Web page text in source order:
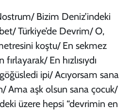
Bizim Deniz’indeki
Türkiye’de Devrim/ O,
koştu/ En sekmez
En hızlısıydı
ipi/ Acıyorsam sana
Ama aşk olsun sana çocuk/
üzere hepsi “devrimin en